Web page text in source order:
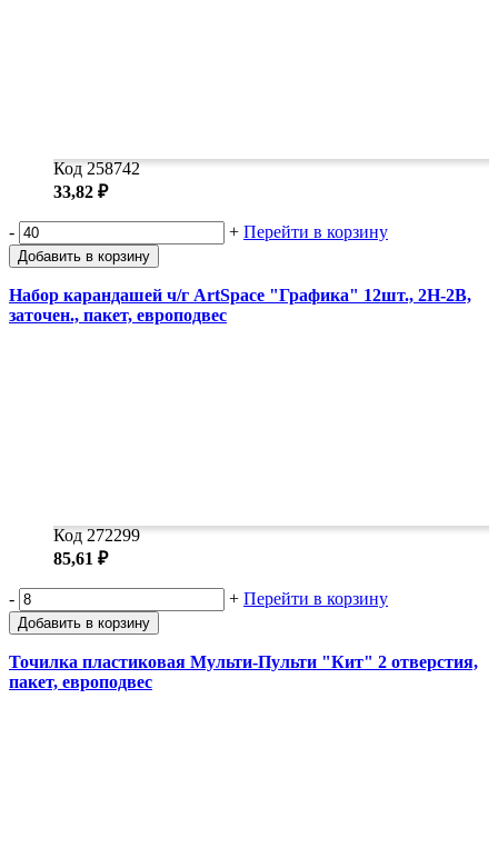
Код 258742
33,82 ₽
- + Перейти в корзину
Добавить в корзину
Набор карандашей ч/г ArtSpace "Графика" 12шт., 2H-2B,
заточен., пакет, европодвес
Код 272299
85,61 ₽
- + Перейти в корзину
Добавить в корзину
Точилка пластиковая Мульти-Пульти "Кит" 2 отверстия,
пакет, европодвес